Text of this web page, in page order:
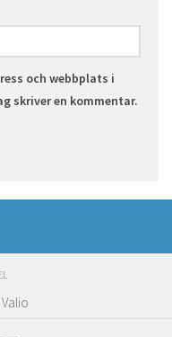
och webbplats i
skriver en kommentar.